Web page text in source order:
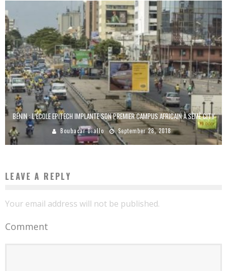
BÉNIN : L’ÉCOLE EPITECH IMPLANTE SON PREMIER CAMPUS AFRICAIN À SÈMÈ CITY
Boubacar Diallo September 28, 2018
LEAVE A REPLY
Your email address will not be published.
Comment